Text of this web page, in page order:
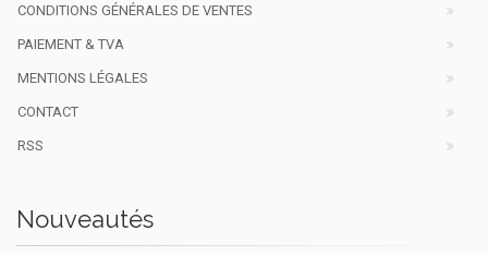
CONDITIONS GÉNÉRALES DE VENTES
PAIEMENT & TVA
MENTIONS LÉGALES
CONTACT
RSS
Nouveautés